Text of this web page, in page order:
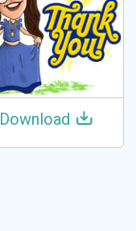
Download